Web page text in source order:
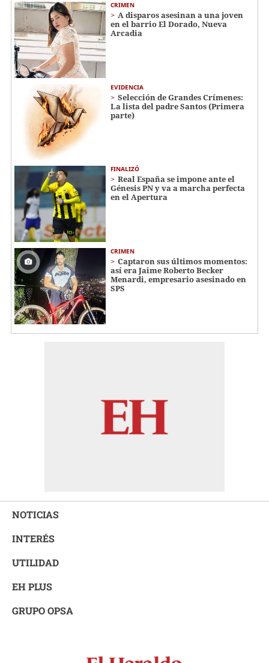
CRIMEN
A disparos asesinan a una joven
en el barrio El Dorado, Nueva
Arcadia
EVIDENCIA
Selección de Grandes Crímenes:
La lista del padre Santos (Primera
parte)
FINALIZÓ
Real España se impone ante el
Génesis PN y va a marcha perfecta
en el Apertura
CRIMEN
Captaron sus últimos momentos:
así era Jaime Roberto Becker
Menardi​​​, empresario asesinado en
SPS
NOTICIAS
INTERÉS
UTILIDAD
EH PLUS
GRUPO OPSA